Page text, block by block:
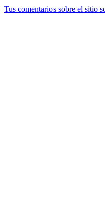
Tus comentarios sobre el sitio